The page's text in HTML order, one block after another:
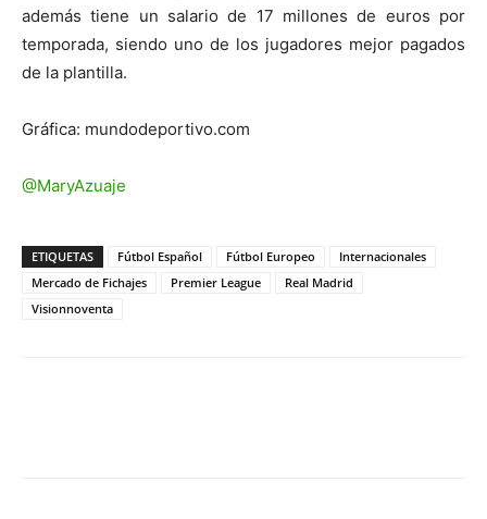
además tiene un salario de 17 millones de euros por
temporada, siendo uno de los jugadores mejor pagados
de la plantilla.
Gráfica: mundodeportivo.com
@MaryAzuaje
ETIQUETAS Fútbol Español Fútbol Europeo
Internacionales
Mercado de Fichajes
Premier League
Real Madrid
Visionnoventa